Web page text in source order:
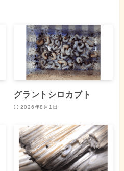
グラントシロカブト
2026年8月1日